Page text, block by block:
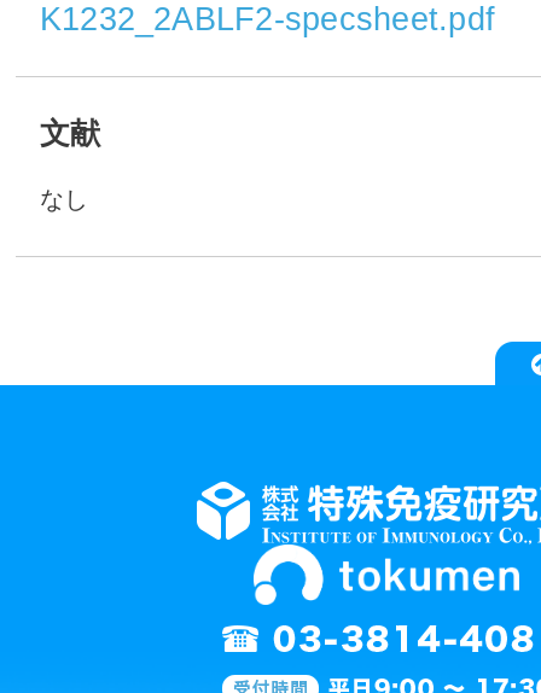
K1232_2ABLF2-specsheet.pdf
文献
なし